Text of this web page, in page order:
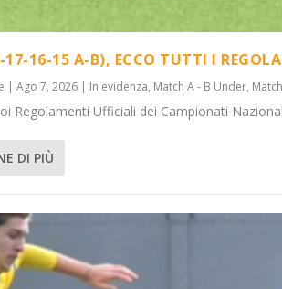
17-16-15 A-B), ECCO TUTTI I
|Ago 7, 2026 | In evidenza, Match A - B Under,
Regolamenti Ufficiali dei Campionati
DI PIÙ